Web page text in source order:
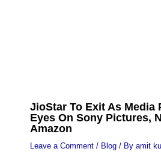
JioStar To Exit As Media
Eyes On Sony Pictures,
Amazon
Leave a Comment / Blog/ By amit